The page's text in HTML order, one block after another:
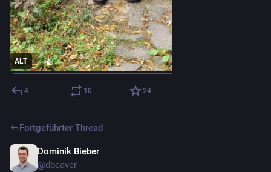
ALT
4 10 24
Fortgeführter Thread
Dominik Bieber
@dbeaver